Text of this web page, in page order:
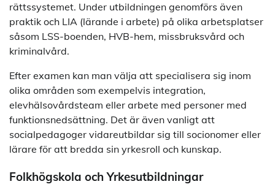
rättssystemet. Under utbildningen genomförs även
praktik och LIA (lärande i arbete) på olika arbetsplatser
såsom LSS-boenden, HVB-hem, missbruksvård och
kriminalvård.
Efter examen kan man välja att specialisera sig inom
olika områden som exempelvis integration,
elevhälsovårdsteam eller arbete med personer med
funktionsnedsättning. Det är även vanligt att
socialpedagoger vidareutbildar sig till socionomer eller
lärare för att bredda sin yrkesroll och kunskap.
Folkhögskola och Yrkesutbildningar